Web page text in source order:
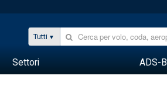
Tutti
Settori ADS-B